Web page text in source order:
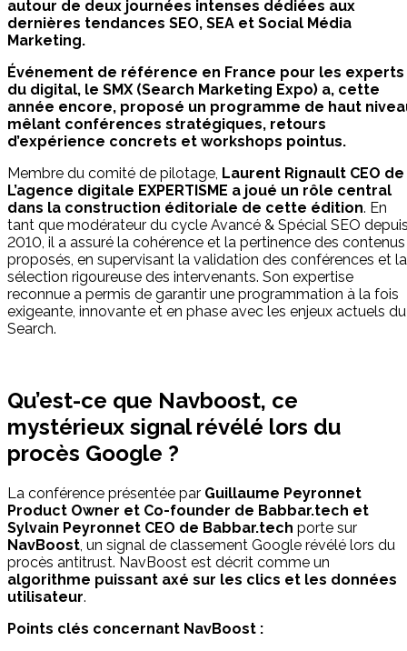
autour de deux journées intenses dédiées aux
dernières tendances SEO, SEA et Social Média
Marketing.
Événement de référence en France pour les experts
du digital, le SMX (Search Marketing Expo) a, cette
année encore, proposé un programme de haut
mêlant conférences stratégiques, retours
d’expérience concrets et workshops pointus.
Membre du comité de pilotage, Laurent Rignault CEO de
L’agence digitale EXPERTISME a joué un rôle central
dans la construction éditoriale de cette édition. En
tant que modérateur du cycle Avancé & Spécial SEO
2010, il a assuré la cohérence et la pertinence des contenus
proposés, en supervisant la validation des conférences et la
sélection rigoureuse des intervenants. Son expertise
reconnue a permis de garantir une programmation à la fois
exigeante, innovante et en phase avec les enjeux actuels du
Search.
Qu’est-ce que Navboost, ce
mystérieux signal révélé lors du
procès Google ?
La conférence présentée par Guillaume Peyronnet
Product Owner et Co-founder de Babbar.tech et
Sylvain Peyronnet CEO de Babbar.tech porte sur
NavBoost, un signal de classement Google révélé lors du
procès antitrust. NavBoost est décrit comme un
algorithme puissant axé sur les clics et les données
utilisateur.
Points clés concernant NavBoost :